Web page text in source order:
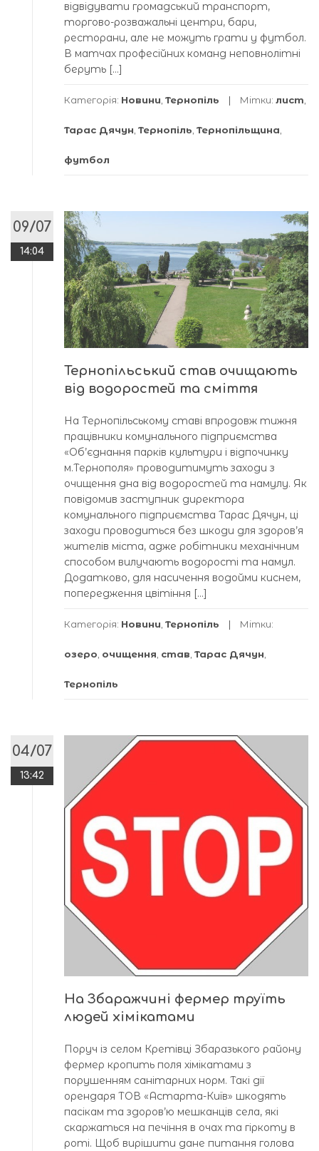
відвідувати громадський транспорт,
торгово-розважальні центри, бари,
ресторани, але не можуть грати у футбол.
В матчах професійних команд неповнолітні
беруть […]
Категорія: Новини Тернопіль Мітки: лист
Тарас Дячун Тернопіль Тернопільщина
футбол
09/07
14:04
Тернопільський став очищають
від водоростей та сміття
На Тернопільському ставі впродовж тижня
працівники комунального підприємства
«Об’єднання парків культури і відпочинку
м.Тернополя» проводитимуть заходи з
очищення дна від водоростей та намулу. Як
повідомив заступник директора
комунального підприємства Тарас Дячун, ці
заходи проводиться без шкоди для здоров’я
жителів міста, адже робітники механічним
способом вилучають водорості та намул.
Додатково, для насичення водойми киснем,
попередження цвітіння […]
Категорія: Новини Тернопіль Мітки:
озеро очищення став Тарас Дячун
Тернопіль
04/07
13:42
На Збаражчині фермер труїть
людей хімікатами
Поруч із селом Кретівці Збаразького району
фермер кропить поля хімікатами з
порушенням санітарних норм. Такі дії
орендаря ТОВ «Астарта-Київ» шкодять
пасікам та здоров’ю мешканців села, які
скаржаться на печіння в очах та гіркоту в
роті. Щоб вирішити дане питання голова